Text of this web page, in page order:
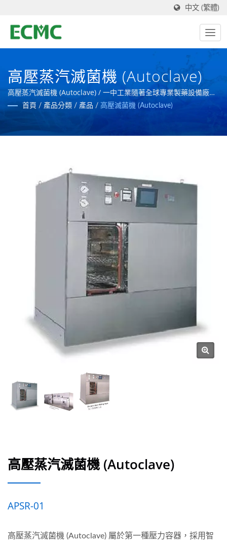
中文 (繁體)
高壓蒸汽滅菌機 (Autoclave)
高壓蒸汽滅菌機 (Autoclave) / 一中工業隨著全球專業製藥設備廠為
目標，以創造更先進的製藥設備。
首頁 / 產品分類 / 產品 / 高壓滅菌機 (Autoclave)
高壓蒸汽滅菌機 (Autoclave)
APSR-01
高壓蒸汽滅菌機 (Autoclave) 屬於第一種壓力容器，採用智